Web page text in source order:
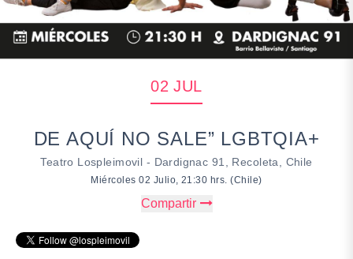
02 JUL
DE AQUÍ NO SALE” LGBTQIA+
Teatro Lospleimovil - Dardignac 91, Recoleta, Chile
Miércoles 02 Julio, 21:30 hrs. (Chile)
Compartir